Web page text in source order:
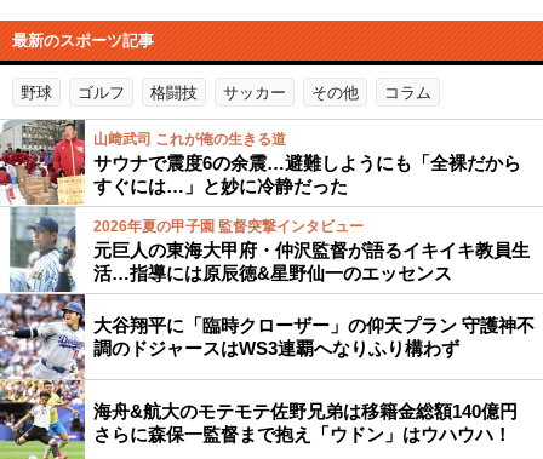
最新のスポーツ記事
野球 ゴルフ 格闘技 サッカー その他 コラム
山﨑武司 これが俺の生きる道
サウナで震度6の余震…避難しようにも「全裸だから
すぐには…」と妙に冷静だった
2026年夏の甲子園 監督突撃インタビュー
元巨人の東海大甲府・仲沢監督が語るイキイキ教員生
活…指導には原辰徳&星野仙一のエッセンス
大谷翔平に「臨時クローザー」の仰天プラン 守護神不
調のドジャースはWS3連覇へなりふり構わず
海舟&航大のモテモテ佐野兄弟は移籍金総額140億円
さらに森保一監督まで抱え「ウドン」はウハウハ！